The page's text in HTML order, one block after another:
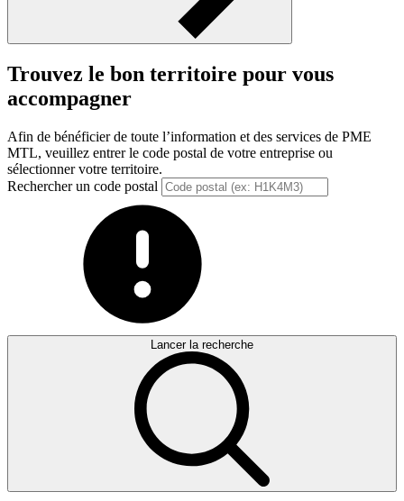
Trouvez le bon territoire pour vous
accompagner
Afin de bénéficier de toute l’information et des services de PME
MTL, veuillez entrer le code postal de votre entreprise ou
sélectionner votre territoire.
Rechercher un code postal
Lancer la recherche